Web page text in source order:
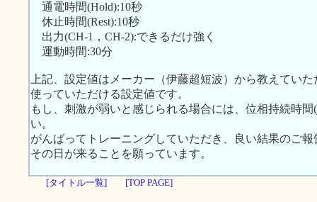
通電時間(Hold):10秒
休止時間(Rest):10秒
出力(CH-1，CH-2):できるだけ強く
運動時間:30分
上記、設定値はメーカー（伊藤超短波）から教えてい
使っていただける設定値です。
もし、刺激が弱いと感じられる場合には、位相持続時
い。
がんばってトレーニングしていただき、良い結果のご
その日が来ることを願っています。
[タイトル一覧] [TOP PAGE]